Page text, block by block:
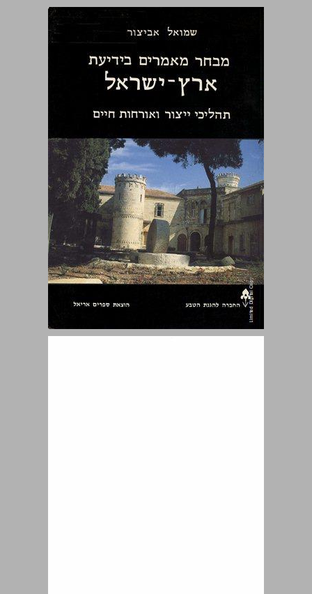
מבחר מאמרים בידיעת ארץ־ישראל תהליכי ייצור ואורחות חיים ... 0